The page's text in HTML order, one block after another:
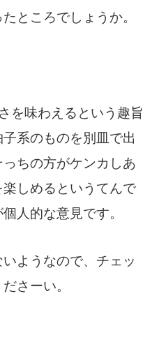
ところでしょうか。
を味わえるという趣旨
系のものを別皿で出
ちの方がケンカしあ
しめるというてんで
人的な意見です。
ようなので、チェッ
さーい。